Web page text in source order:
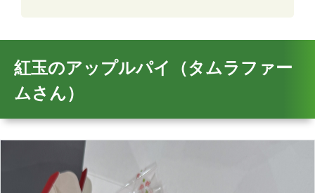
紅玉のアップルパイ（タムラファー
ムさん）